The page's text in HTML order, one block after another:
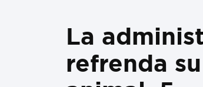
La
refrenda